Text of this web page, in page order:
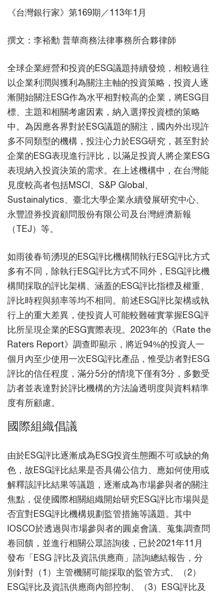
《台灣銀行家》第169期／113年1月
撰文：李裕勳 普華商務法律事務所合夥律師
全球企業經營和投資的ESG議題持續發燒，相較過往
以企業利潤與獲利為關注主軸的投資策略，投資人逐
漸開始關注ESG作為水平相對較高的企業，將ESG目
標、主題和相關考慮因素，納入選擇投資標的策略
中。為因應各界對於ESG議題的關注，國內外出現許
多不同類型的機構，投注心力於ESG研究，甚至對於
企業的ESG表現進行評比，以滿足投資人將企業ESG
表現納入投資決策的需求。在上述機構中，在台灣能
見度較高者包括MSCI、S&P Global、
Sustainalytics、臺北大學企業永續發展研究中心、
永豐證券投資顧問股份有限公司及台灣經濟新報
（TEJ）等。
如雨後春筍湧現的ESG評比機構間執行ESG評比方式
多有不同，除執行ESG評比方式不同外，ESG評比機
構間採取的評比架構、涵蓋的ESG評比指標及權重、
評比時程與頻率等均不相同。前述ESG評比架構或執
行上的重大差異，使投資人可能較難確實掌握ESG評
比所呈現企業的ESG實際表現。2023年的《Rate the
Raters Report》調查即顯示，將近94%的投資人一
個月內至少使用一次ESG評比產品，惟受訪者對ESG
評比的信任程度，滿分5分的情境下僅有3分，多數受
訪者並表達對於評比機構的方法論透明度與資料精準
度有所顧慮。
國際組織倡議
由於ESG評比逐漸成為ESG投資生態圈不可或缺的角
色，故ESG評比結果是否具備公信力、應如何使用或
解釋該評比結果等議題，逐漸成為市場參與者的關注
焦點，促使國際相關組織開始研究ESG評比市場與是
否宜對ESG評比機構規劃監管措施等議題。其中
IOSCO於透過與市場參與者的圓桌會議、蒐集調查問
卷回饋，並進行相關公眾諮詢後，已於2021年11月
發布「ESG 評比及資訊供應商」諮詢總結報告，分
別針對（1）主管機關可能採取的監管方式、（2）
ESG評比及資訊供應商內部控制、（3）ESG評比及